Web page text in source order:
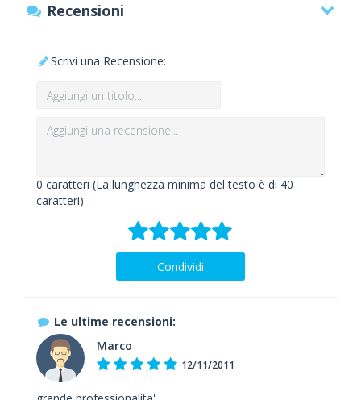
Recensioni
Scrivi una Recensione:
0 caratteri (La lunghezza minima del testo è di 40
caratteri)
Condividi
Le ultime recensioni:
Marco
12/11/2011